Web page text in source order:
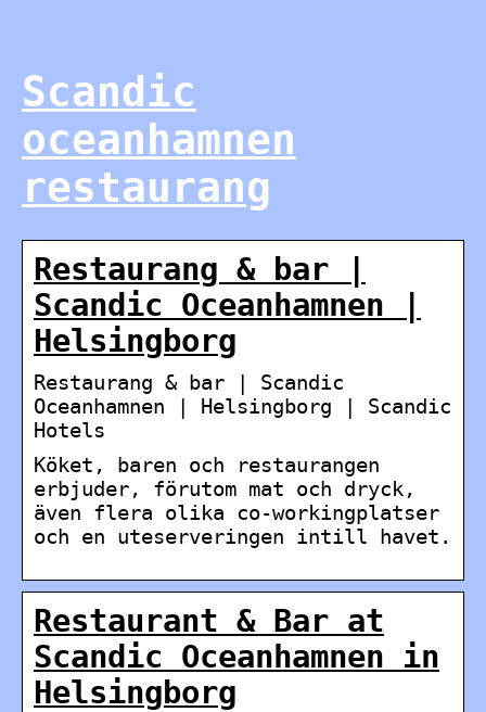
Scandic
oceanhamnen
restaurang
Restaurang & bar |
Scandic Oceanhamnen |
Helsingborg
Restaurang & bar | Scandic
Oceanhamnen | Helsingborg | Scandic
Hotels
Köket, baren och restaurangen
erbjuder, förutom mat och dryck,
även flera olika co-workingplatser
och en uteserveringen intill havet.
Restaurant & Bar at
Scandic Oceanhamnen in
Helsingborg